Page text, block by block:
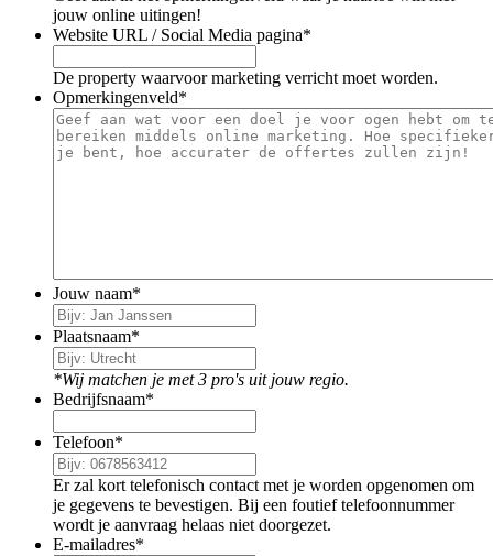
jouw online uitingen!
Website URL / Social Media pagina*
De property waarvoor marketing verricht moet worden.
Opmerkingenveld*
Jouw naam*
Plaatsnaam*
*Wij matchen je met 3 pro's uit jouw regio.
Bedrijfsnaam*
Telefoon*
Er zal kort telefonisch contact met je worden opgenomen om
je gegevens te bevestigen. Bij een foutief telefoonnummer
wordt je aanvraag helaas niet doorgezet.
E-mailadres*